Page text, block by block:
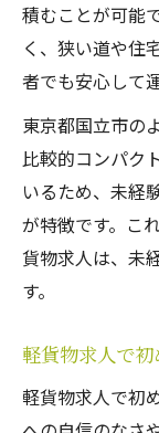
車両レ
未経験
説
安心し
東京都国
軽貨
国立
東京
生活に
積むことが可能
く、狭い道や住
者でも安心して
東京都国立市の
比較的コンパク
いるため、未経
が特徴です。こ
貨物求人は、未
す。
軽貨物求人で
軽貨物求人で初